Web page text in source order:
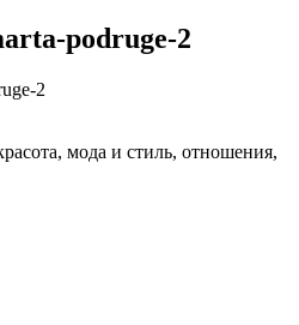
podruge-2
мода и стиль, отношения,